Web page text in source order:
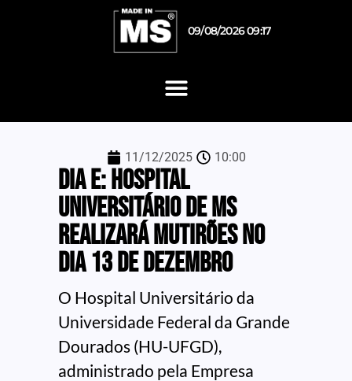
09/08/2026 09:17
11/12/2025 10:00
Dia E: Hospital
universitário de MS
realizará mutirões no
dia 13 de dezembro
O Hospital Universitário da
Universidade Federal da Grande
Dourados (HU-UFGD),
administrado pela Empresa